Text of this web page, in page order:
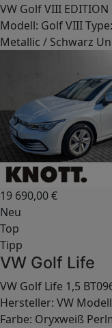
VW Golf VIII
Modell: Golf VIII
Metallic / Schwarz
19 690,00€
Neu
Top
Tipp
VW Golf Life
VW Golf Life 1,5
Hersteller: VW
Farbe: Oryxweiß